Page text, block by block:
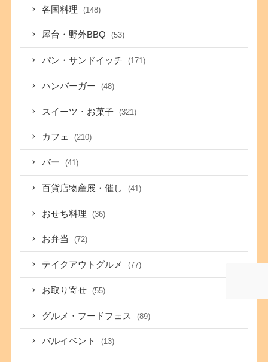
各国料理 (148)
屋台・野外BBQ (53)
パン・サンドイッチ (171)
ハンバーガー (48)
スイーツ・お菓子 (321)
カフェ (210)
バー (41)
百貨店物産展・催し (41)
おせち料理 (36)
お弁当 (72)
テイクアウトグルメ (77)
お取り寄せ (55)
グルメ・フードフェス (89)
バルイベント (13)